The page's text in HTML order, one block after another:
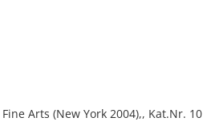
Arts (New York 2004),, Kat.Nr. 10